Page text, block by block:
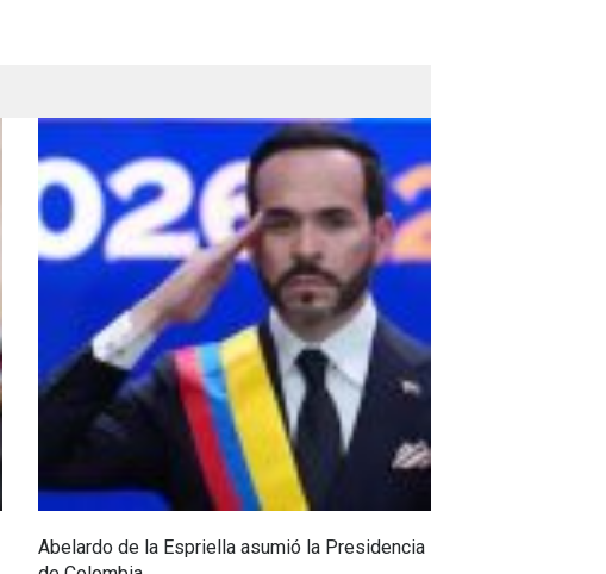
Abelardo de la Espriella asumió la Presidencia